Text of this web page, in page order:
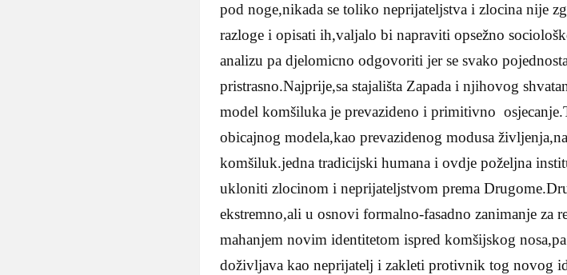
pod noge,nikada se toliko neprijateljstva i zlocina nije
razloge i opisati ih,valjalo bi napraviti opsežno
analizu pa djelomicno odgovoriti jer se svako
pristrasno.Najprije,sa stajališta Zapada i njihovog
model komšiluka je prevazideno i primitivno
obicajnog modela,kao prevazidenog modusa
komšiluk.jedna tradicijski humana i ovdje poželjna
ukloniti zlocinom i neprijateljstvom prema
ekstremno,ali u osnovi formalno-fasadno zanimanje za
mahanjem novim identitetom ispred komšijskog
doživljava kao neprijatelj i zakleti protivnik tog novog